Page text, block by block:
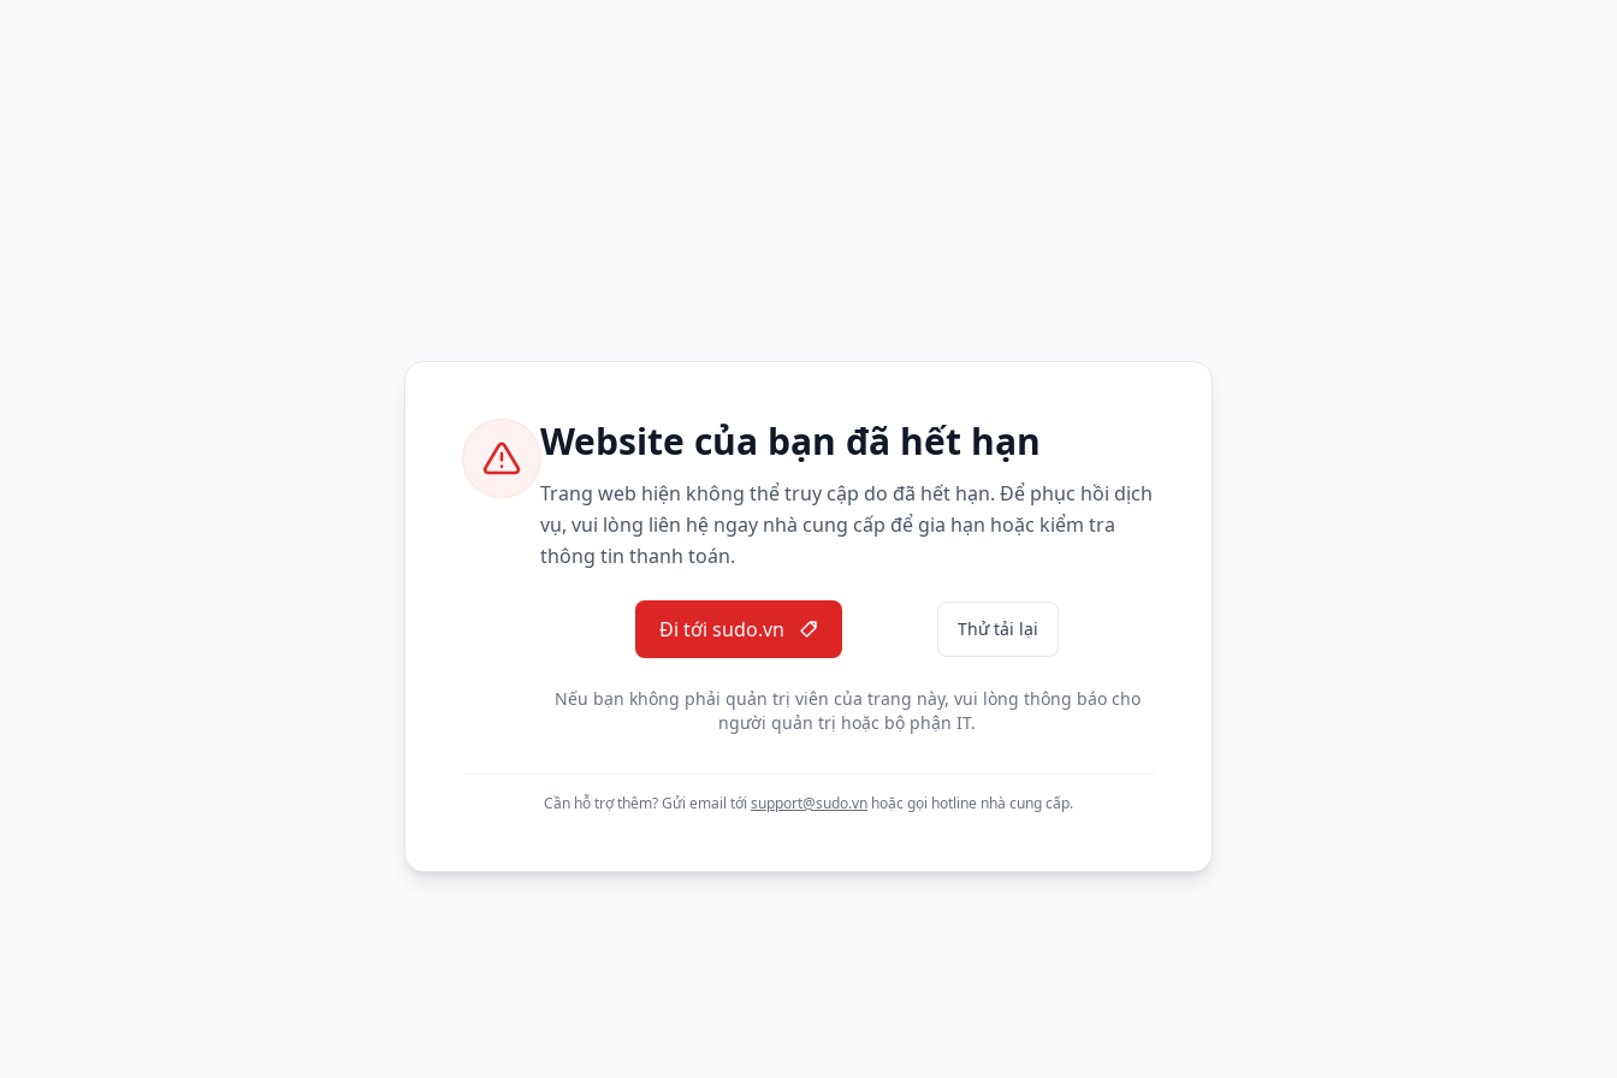
Website của bạn đã hết hạn
Trang web hiện không thể truy cập do đã hết hạn. Để phục hồi dịch
vụ, vui lòng liên hệ ngay nhà cung cấp để gia hạn hoặc kiểm tra
thông tin thanh toán.
Đi tới sudo.vn Thử tải lại
Nếu bạn không phải quản trị viên của trang này, vui lòng thông báo cho
người quản trị hoặc bộ phận IT.
Cần hỗ trợ thêm? Gửi email tới support@sudo.vn hoặc gọi hotline nhà cung cấp.